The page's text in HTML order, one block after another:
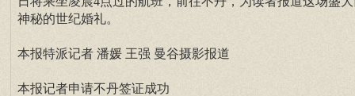
神秘的世纪婚礼。
本报特派记者 潘媛 王强 曼谷摄影报道
本报记者申请不丹签证成功